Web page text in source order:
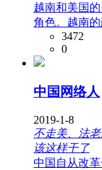
越南和美国
角色。越南
3472
0
中国网络人
2019-1-8
不走美、法
该这样干了
中国自从改